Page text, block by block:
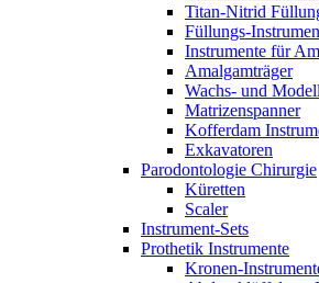
Titan-Nitrid
Füllungs-
Instrumente für
Amalgamträger
Wachs- und
Matrizenspanner
Kofferdam
Exkavatoren
Parodontologie Chirurgie
Küretten
Scaler
Instrument-Sets
Prothetik Instrumente
Kronen-